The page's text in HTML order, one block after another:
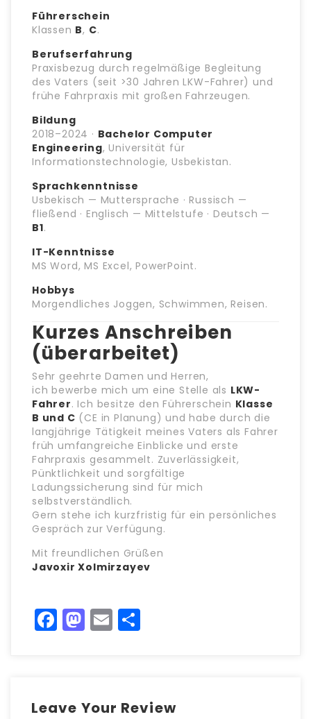
Führerschein
Klassen B, C.
Berufserfahrung
Praxisbezug durch regelmäßige Begleitung
des Vaters (seit >30 Jahren LKW-Fahrer) und
frühe Fahrpraxis mit großen Fahrzeugen.
Bildung
2018–2024 · Bachelor Computer
Engineering, Universität für
Informationstechnologie, Usbekistan.
Sprachkenntnisse
Usbekisch — Muttersprache · Russisch —
fließend · Englisch — Mittelstufe · Deutsch —
B1.
IT-Kenntnisse
MS Word, MS Excel, PowerPoint.
Hobbys
Morgendliches Joggen, Schwimmen, Reisen.
Kurzes Anschreiben
(überarbeitet)
Sehr geehrte Damen und Herren,
ich bewerbe mich um eine Stelle als LKW-
Fahrer. Ich besitze den Führerschein Klasse
B und C (CE in Planung) und habe durch die
langjährige Tätigkeit meines Vaters als Fahrer
früh umfangreiche Einblicke und erste
Fahrpraxis gesammelt. Zuverlässigkeit,
Pünktlichkeit und sorgfältige
Ladungssicherung sind für mich
selbstverständlich.
Gern stehe ich kurzfristig für ein persönliches
Gespräch zur Verfügung.
Mit freundlichen Grüßen
Javoxir Xolmirzayev
Facebook
Mastodon
Email
Leave Your Review